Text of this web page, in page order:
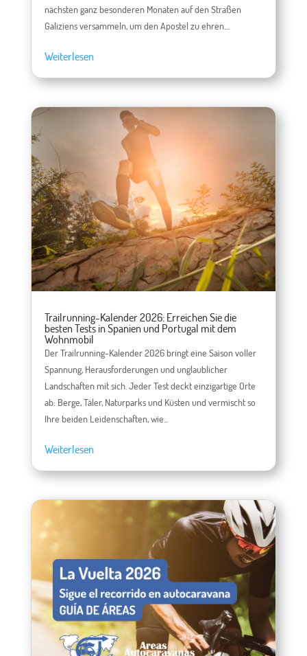
nächsten ganz besonderen Monaten auf den Straßen
Galiziens versammeln, um den Apostel zu ehren....
Weiterlesen
Trailrunning-Kalender 2026: Erreichen Sie die
besten Tests in Spanien und Portugal mit dem
Wohnmobil
Der Trailrunning-Kalender 2026 bringt eine Saison voller
Spannung, Herausforderungen und unglaublicher
Landschaften mit sich. Jeder Test deckt einzigartige Orte
ab: Berge, Täler, Naturparks und Küsten und vermischt so
Ihre beiden Leidenschaften, wie...
Weiterlesen